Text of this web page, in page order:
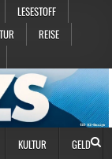
LESESTOFF
REISE
KULTUR GELD